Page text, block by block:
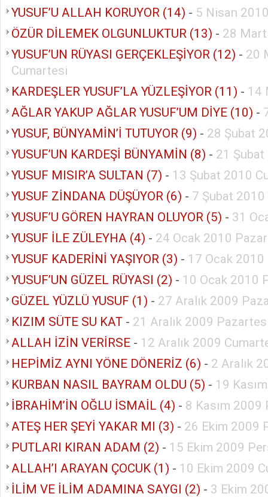
YUSUF’U ALLAH KORUYOR (14) - 5 Nisan
ÖZÜR DİLEMEK OLGUNLUKTUR (13) - 28
YUSUF’UN RÜYASI GERÇEKLEŞİYOR (12) - 20
Cumartesi
KARDEŞLER YUSUF’LA YÜZLEŞİYOR (11) - 14
AĞLAR YAKUP AĞLAR YUSUF’UM DİYE (10) -
YUSUF, BÜNYAMİN’İ TUTUYOR (9) - 28 Şubat
YUSUF’UN KARDEŞİ BÜNYAMİN (8) - 21
YUSUF MISIR’A SULTAN (7) - 13 Şubat 2010
YUSUF ZİNDANA DÜŞÜYOR (6) - 7 Şubat
YUSUF’U GÖREN HAYRAN OLUYOR (5) - 31
YUSUF İLE ZÜLEYHA (4) - 24 Ocak 2010 Pazar
YUSUF KADERİNİ YAŞIYOR (3) - 17 Ocak 2010
YUSUF’UN GÜZEL RÜYASI (2) - 10 Ocak 2010
GÜZEL YÜZLÜ YUSUF (1) - 27 Aralık 2009
KIZIM SÜTE SU KAT - 21 Aralık 2009
ALLAH İZİN VERİRSE - 12 Aralık 2009
HEPİMİZ AYNI YÖNE DÖNERİZ (6) - 2 Aralık
KURBAN NASIL BAYRAM OLDU (5) - 19
İBRAHİM’İN OĞLU İSMAİL (4) - 8 Kasım 2009
ATEŞ HER ŞEYİ YAKAR MI (3) - 26 Ekim 2009
PUTLARI KIRAN ADAM (2) - 15 Ekim 2009
ALLAH’I ARAYAN ÇOCUK (1) - 10 Ekim 2009
İLİM VE İLİM ADAMINA SAYGI (2) - 3 Ekim